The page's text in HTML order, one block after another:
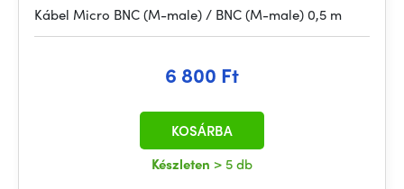
Kábel Micro BNC (M-male) / BNC (M-male) 0,5 m
6 800 Ft
Készleten > 5 db
KOSÁRBA